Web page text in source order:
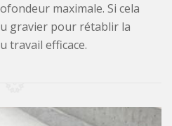
maximale. Si cela
gravier pour rétablir la
travail efficace.